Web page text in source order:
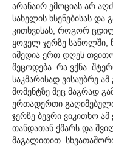
არანაირ ემოციას არ
სახელის ხსენებისას და
კითხვისას, როგორ
ყოველ ჯერზე საწოლში,
იმედია ერთ დღეს
მეცოდება. რა ვქნა.
საკმარისად ვისაუბრე
მომენტზე მეც მაგრად
ერთადერთი
ჯერზე ბევრი ვიკითხო
თანდათან ქმარს და
მაგალითით.